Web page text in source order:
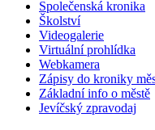
Společenská kronika
Školství
Videogalerie
Virtuální prohlídka
Webkamera
Zápisy do kroniky
Základní info o městě
Jevíčský zpravodaj